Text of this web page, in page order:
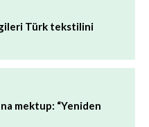
Türk tekstilini
mektup: “Yeniden